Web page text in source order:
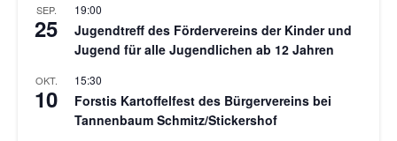
SEP.
25
19:00
Jugendtreff des Fördervereins der Kinder und
Jugend für alle Jugendlichen ab 12 Jahren
OKT.
10
15:30
Forstis Kartoffelfest des Bürgervereins bei
Tannenbaum Schmitz/Stickershof